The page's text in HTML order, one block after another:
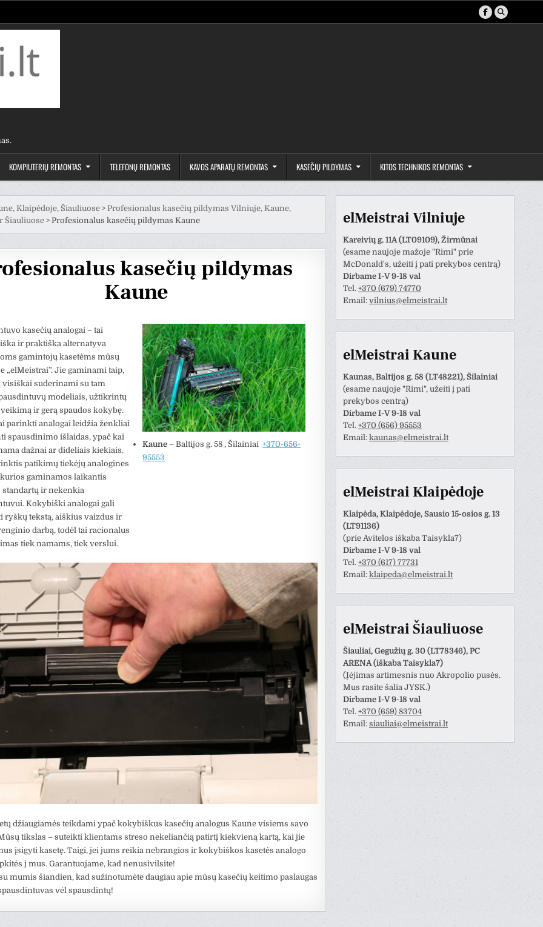
KOMPIUTERIŲ REMONTAS TELEFONŲ REMONTAS KAVOS APARATŲ REMONTAS KASEČIŲ PILDYMAS KITOS TECHNIKOS REMONTAS
Krv
metų
Vytautas Ragaisis
prieš 3 metų
įvertinimą.
Anastazija Lukoševičienė
Šis naudotojas paliko tik
Mandagus bendravimas ir
greitai bei kokybiškai
atliktas darbas.
Klaipėdoje, Šiauliuose> Profesionalus kasečių pildymas Vilniuje, Kaune,
Šiauliuose> Profesionalus kasečių pildymas Kaune
kasečių pildymas
Kaune
kasečių analogai – tai
ir praktiška alternatyva
gamintojų kasetėms mūsų
„elMeistrai”. Jie gaminami taip,
visiškai suderinami su tam
modeliais, užtikrintų
ir gerą spaudos kokybę.
parinkti analogai leidžia ženkliai
spausdinimo išlaidas, ypač kai
dažnai ar dideliais kiekiais.
patikimų tiekėjų analogines
kurios gaminamos laikantis
standartų ir nekenkia
Kokybiški analogai gali
ryškų tekstą, aiškius vaizdus ir
darbą, todėl tai racionalus
tiek namams, tiek verslui.
Kaune – Baltijos g. 58 , Šilainiai+370-656-
95553
džiaugiamės teikdami ypač kokybiškus kasečių analogus Kaune visiems savo
tikslas – suteikti klientams streso nekeliančią patirtį kiekvieną kartą, kai jie
įsigyti kasetę. Taigi, jei jums reikia nebrangios ir kokybiškos kasetės analogo
į mus. Garantuojame, kad nenusivilsite!
mumis šiandien, kad sužinotumėte daugiau apie mūsų kasečių keitimo paslaugas
vėl spausdintų!
elMeistrai Vilniuje
Kareivių g. 11A (LT09109), Žirmūnai
(esame naujoje mažoje "Rimi" prie
McDonald's, užeiti į pati prekybos centrą)
Dirbame I-V 9-18 val
Tel. +370 (679) 74770
Email: vilnius@elmeistrai.lt
elMeistrai Kaune
Kaunas, Baltijos g. 58 (LT48221), Šilainiai
(esame naujoje "Rimi", užeiti į pati
prekybos centrą)
Dirbame I-V 9-18 val
Tel. +370 (656) 95553
Email: kaunas@elmeistrai.lt
elMeistrai Klaipėdoje
Klaipėda, Klaipėdoje, Sausio 15-osios g. 13
(LT91136)
(prie Avitelos iškaba Taisykla7)
Dirbame I-V 9-18 val
Tel. +370 (617) 77731
Email: klaipeda@elmeistrai.lt
elMeistrai Šiauliuose
Šiauliai, Gegužių g. 30 (LT78346), PC
ARENA (iškaba Taisykla7)
(Įėjimas artimesnis nuo Akropolio pusės.
Mus rasite šalia JYSK.)
Dirbame I-V 9-18 val
Tel. +370 (659) 83704
Email: siauliai@elmeistrai.lt